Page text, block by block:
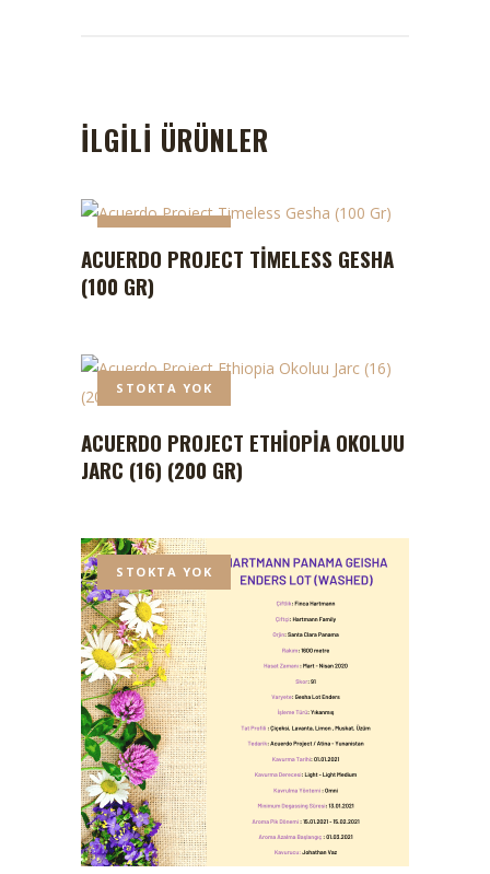
İLGILI ÜRÜNLER
STOKTA YOK
ACUERDO PROJECT TIMELESS GESHA
(100 GR)
STOKTA YOK
ACUERDO PROJECT ETHIOPIA OKOLUU
JARC (16) (200 GR)
STOKTA YOK